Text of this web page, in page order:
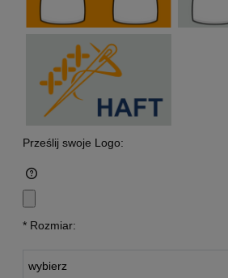
Prześlij swoje Logo:
* Rozmiar: